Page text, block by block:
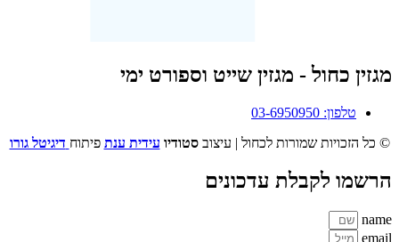
מגזין כחול - מגזין שייט וספורט ימי
טלפון: 03-6950950
© כל הזכויות שמורות לכחול | עיצובסטודיו עידית ענת פיתוח דיגיטל גורו
הרשמו לקבלת עדכונים
name
email